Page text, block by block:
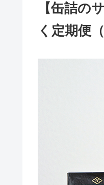
【缶詰の
く定期便